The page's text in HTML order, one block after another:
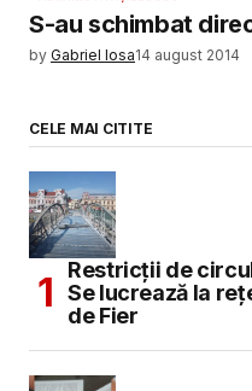
S-au schimbat
by Gabriel Iosa14 august 2014
CELE MAI CITITE
Restricții de
Se lucrează la
de Fier